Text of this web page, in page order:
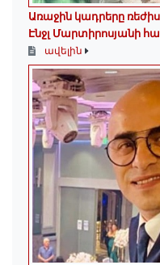
Առաջին կադրերը
Էնջլ Մարտիրոսյանի
ավելին